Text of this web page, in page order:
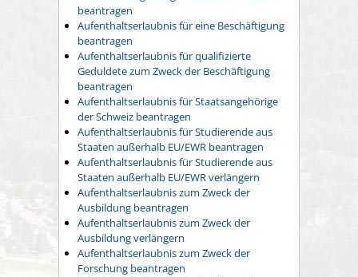
beantragen
Aufenthaltserlaubnis für eine Beschäftigung
beantragen
Aufenthaltserlaubnis für qualifizierte
Geduldete zum Zweck der Beschäftigung
beantragen
Aufenthaltserlaubnis für Staatsangehörige
der Schweiz beantragen
Aufenthaltserlaubnis für Studierende aus
Staaten außerhalb EU/EWR beantragen
Aufenthaltserlaubnis für Studierende aus
Staaten außerhalb EU/EWR verlängern
Aufenthaltserlaubnis zum Zweck der
Ausbildung beantragen
Aufenthaltserlaubnis zum Zweck der
Ausbildung verlängern
Aufenthaltserlaubnis zum Zweck der
Forschung beantragen